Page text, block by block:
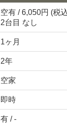
空有 / 6,050円 (税
2台目 なし
1ヶ月
2年
空家
即時
有 / -